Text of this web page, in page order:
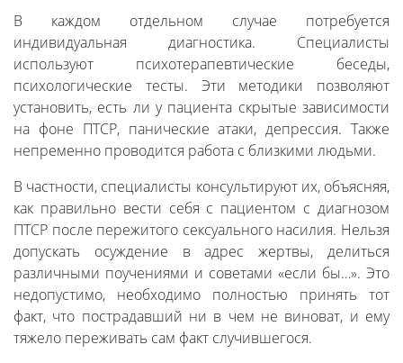
В каждом отдельном случае потребуется
индивидуальная диагностика. Специалисты
используют психотерапевтические беседы,
психологические тесты. Эти методики позволяют
установить, есть ли у пациента скрытые зависимости
на фоне ПТСР, панические атаки, депрессия. Также
непременно проводится работа с близкими людьми.
В частности, специалисты консультируют их, объясняя,
как правильно вести себя с пациентом с диагнозом
ПТСР после пережитого сексуального насилия. Нельзя
допускать осуждение в адрес жертвы, делиться
различными поучениями и советами «если бы…». Это
недопустимо, необходимо полностью принять тот
факт, что пострадавший ни в чем не виноват, и ему
тяжело переживать сам факт случившегося.